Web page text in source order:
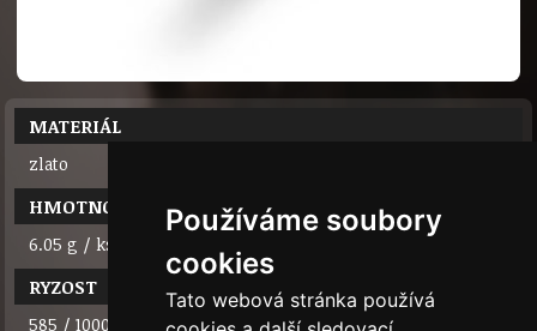
Používáme soubory
cookies
Tato webová stránka používá
MATERIÁL
zlato
HMOTNOST
6.05 g / ks
RYZOST
585 / 1000 (14 karátů)